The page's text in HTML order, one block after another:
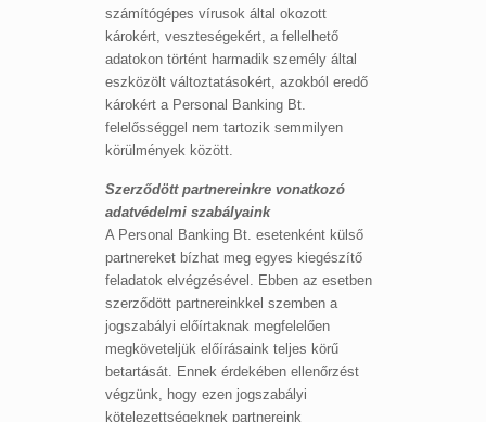
számítógépes vírusok által okozott
károkért, veszteségekért, a fellelhető
adatokon történt harmadik személy által
eszközölt változtatásokért, azokból eredő
károkért a Personal Banking Bt.
felelősséggel nem tartozik semmilyen
körülmények között.
Szerződött partnereinkre vonatkozó
adatvédelmi szabályaink
A Personal Banking Bt. esetenként külső
partnereket bízhat meg egyes kiegészítő
feladatok elvégzésével. Ebben az esetben
szerződött partnereinkkel szemben a
jogszabályi előírtaknak megfelelően
megköveteljük előírásaink teljes körű
betartását. Ennek érdekében ellenőrzést
végzünk, hogy ezen jogszabályi
kötelezettségeknek partnereink